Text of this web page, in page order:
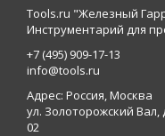
Tools.ru "Железный
Инструментарий для
+7 (495) 909-17-13
info@tools.ru
Адрес: Россия, Москва
ул. Золоторожский Вал,
02